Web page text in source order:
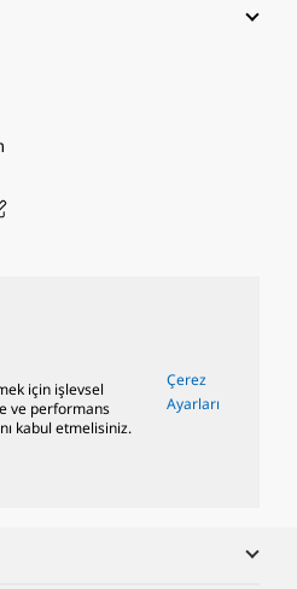
için işlevsel
ve performans
kabul etmelisiniz.
Çerez
Ayarları